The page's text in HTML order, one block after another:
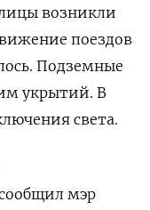
возникли
поездов
Подземные
укрытий. В
света.
мэр